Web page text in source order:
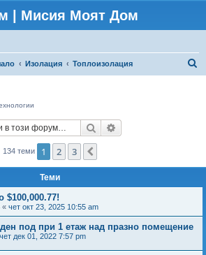
| Мисия Моят Дом
Изолация Топлоизолация
Търсене
134 теми 1 2 3
Теми
$100,000.77!
« чет окт 23, 2025 10:55 am
под при 1 етаж над празно помещение
чет дек 01, 2022 7:57 pm